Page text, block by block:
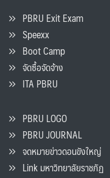
PBRU Exit Exam
Speexx
Boot Camp
จัดซื้อจัดจ้าง
ITA PBRU
PBRU LOGO
PBRU JOURNAL
จดหมายข่าวดอนขังใหญ่
Link มหาวิทยาลัยราชภัฏ